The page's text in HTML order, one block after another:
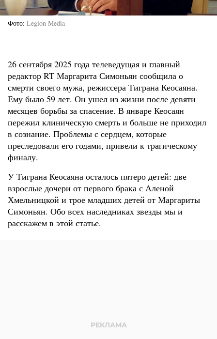
Фото Legion Media
26 сентября 2025 года телеведущая и главный
редактор RT Маргарита Симоньян сообщила о
смерти своего мужа, режиссера Тиграна Кеосаяна.
Ему было 59 лет. Он ушел из жизни после девяти
месяцев борьбы за спасение. В январе Кеосаян
пережил клиническую смерть и больше не приходил
в сознание. Проблемы с сердцем, которые
преследовали его годами, привели к трагическому
финалу.
У Тиграна Кеосаяна осталось пятеро детей: две
взрослые дочери от первого брака с Аленой
Хмельницкой и трое младших детей от Маргариты
Симоньян. Обо всех наследниках звезды мы и
расскажем в этой статье.